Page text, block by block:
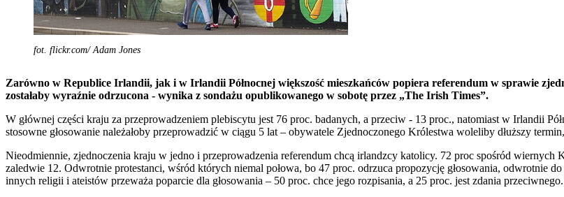
fot. flickr.com/ Adam Jones
Zarówno w Republice Irlandii, jak i w Irlandii Północnej większość mieszkańców popiera referendum w sprawie
zostałaby wyraźnie odrzucona - wynika z sondażu opublikowanego w sobotę przez „The Irish Times”.
W głównej części kraju za przeprowadzeniem plebiscytu jest 76 proc. badanych, a przeciw - 13 proc., natomiast w Irlandii
stosowne głosowanie należałoby przeprowadzić w ciągu 5 lat – obywatele Zjednoczonego Królestwa woleliby dłuższy
Nieodmiennie, zjednoczenia kraju w jedno i przeprowadzenia referendum chcą irlandzcy katolicy. 72 proc spośród wiernych
zaledwie 12. Odwrotnie protestanci, wśród których niemal połowa, bo 47 proc. odrzuca propozycję głosowania, odwrotnie
innych religii i ateistów przeważa poparcie dla głosowania – 50 proc. chce jego rozpisania, a 25 proc. jest zdania przeciwnego.